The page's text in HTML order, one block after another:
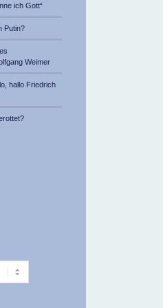
ich Gott“
Putin?
Weimer
hallo Friedrich